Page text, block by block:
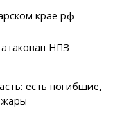
крае рф
НПЗ
есть погибшие,